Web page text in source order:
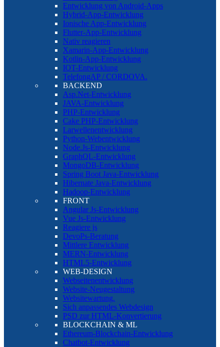
Entwicklung von Android-Apps
Hybrid-App-Entwicklung
Ionische App-Entwicklung
Flutter-App-Entwicklung
Nativ reagieren
Xamarin-App-Entwicklung
Kotlin-App-Entwicklung
IOT-Entwicklung
TelefongAP / CORDOVA.
BACKEND
Asp.Net-Entwicklung
JAVA-Entwicklung
PHP-Entwicklung
Cake PHP-Entwicklung
Larwellenentwicklung
Python-Webentwicklung
Node.Js-Entwicklung
GraphQL-Entwicklung
MongoDB-Entwicklung
Spring Boot Java-Entwicklung
Hibernate Java-Entwicklung
Hadoop-Entwicklung
FRONT
Angular Js-Entwicklung
Vue Js-Entwicklung
Reagiere js
DevoPs-Beratung
Mittlere Entwicklung
MERN-Entwicklung
HTML5-Entwicklung
WEB-DESIGN
Webseitenentwicklung
Website-Neugestaltung
Websitewartung.
Sich anpassendes Webdesign
PSD zur HTML-Konvertierung
BLOCKCHAIN & ML
Ethereum-Blockchain-Entwicklung
Chatbot-Entwicklung